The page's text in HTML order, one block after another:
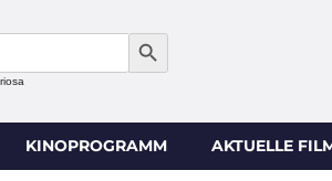
SEARCH BUTTON
KINOPROGRAMM AKTUELLE